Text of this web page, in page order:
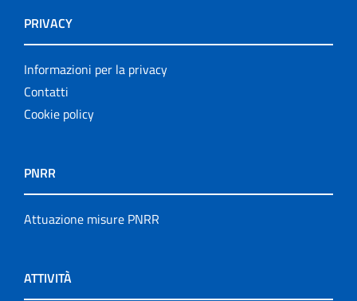
PRIVACY
Informazioni per la privacy
Contatti
Cookie policy
PNRR
Attuazione misure PNRR
ATTIVITÀ